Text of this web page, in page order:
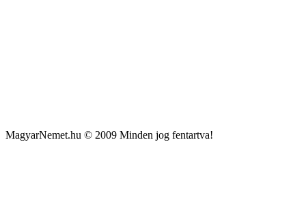
MagyarNemet.hu © 2009 Minden jog fentartva!